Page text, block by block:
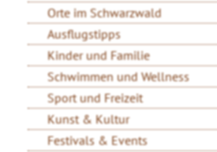
Orte im Schwarzwald
Ausflugstipps
Kinder und Familie
Schwimmen und Wellness
Sport und Freizeit
Kunst & Kultur
Festivals & Events